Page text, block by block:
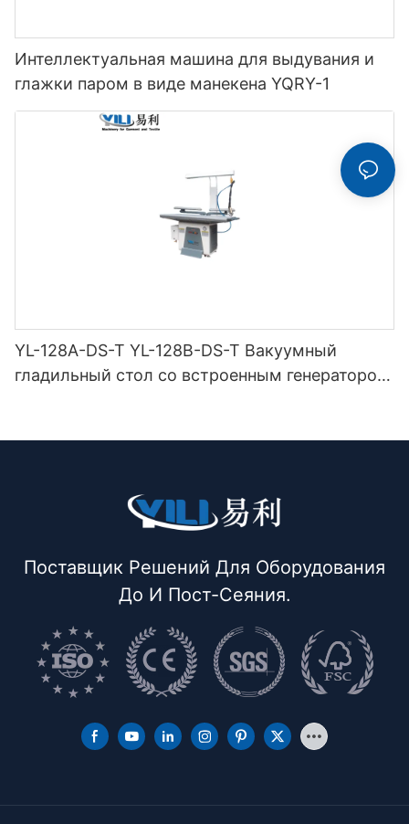
Интеллектуальная машина для выдувания и
глажки паром в виде манекена YQRY-1
YL-128A-DS-T YL-128B-DS-T Вакуумный
гладильный стол со встроенным генератором
Поставщик Решений Для Оборудования
До И Пост-Сеяния.